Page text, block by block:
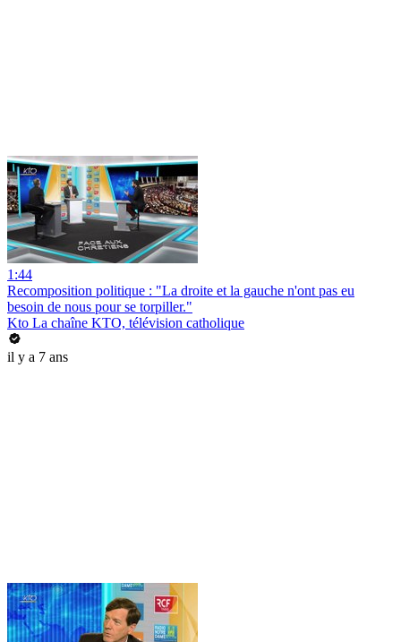
1:44
Recomposition politique : "La droite et la gauche n'ont pas eu
besoin de nous pour se torpiller."
Kto La chaîne KTO, télévision catholique
il y a 7 ans